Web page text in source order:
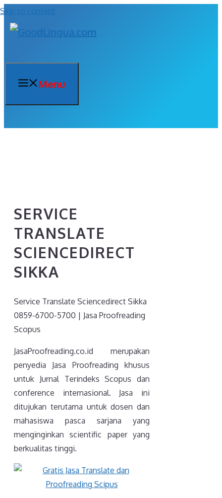
Skip to content
Menu
SERVICE
TRANSLATE
SCIENCEDIRECT
SIKKA
Service Translate Sciencedirect Sikka
0859-6700-5700 | Jasa Proofreading
Scopus
JasaProofreading.co.id merupakan
penyedia Jasa Proofreading khusus
untuk Jurnal Terindeks Scopus dan
conference internasional. Jasa ini
ditujukan terutama untuk dosen dan
mahasiswa pasca sarjana yang
menginginkan scientific paper yang
berkualitas tinggi.